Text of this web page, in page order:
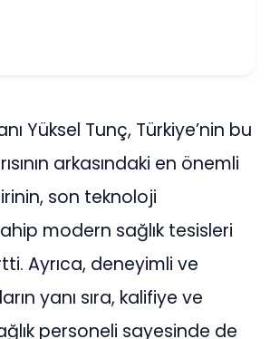
Yüksel Tunç, Türkiye’nin bu
arkasındaki en önemli
son teknoloji
modern sağlık tesisleri
Ayrıca, deneyimli ve
yanı sıra, kalifiye ve
personeli sayesinde de